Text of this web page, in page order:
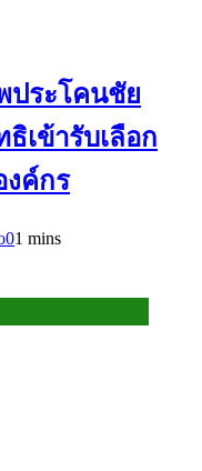
ประโคนชัย
เข้ารับเลือก
ค์กร
01 mins